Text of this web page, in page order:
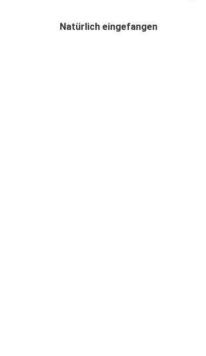
Natürlich eingefangen